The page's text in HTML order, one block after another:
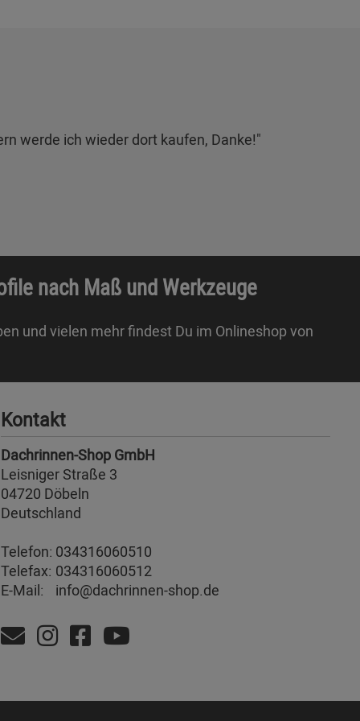
werde ich wieder dort kaufen, Danke!"
nach Maß und Werkzeuge
und vielen mehr findest Du im Onlineshop von
Kontakt
Dachrinnen-Shop GmbH
Leisniger Straße 3
04720 Döbeln
Deutschland
Telefon: 034316060510
Telefax: 034316060512
E-Mail:
info@dachrinnen-shop.de